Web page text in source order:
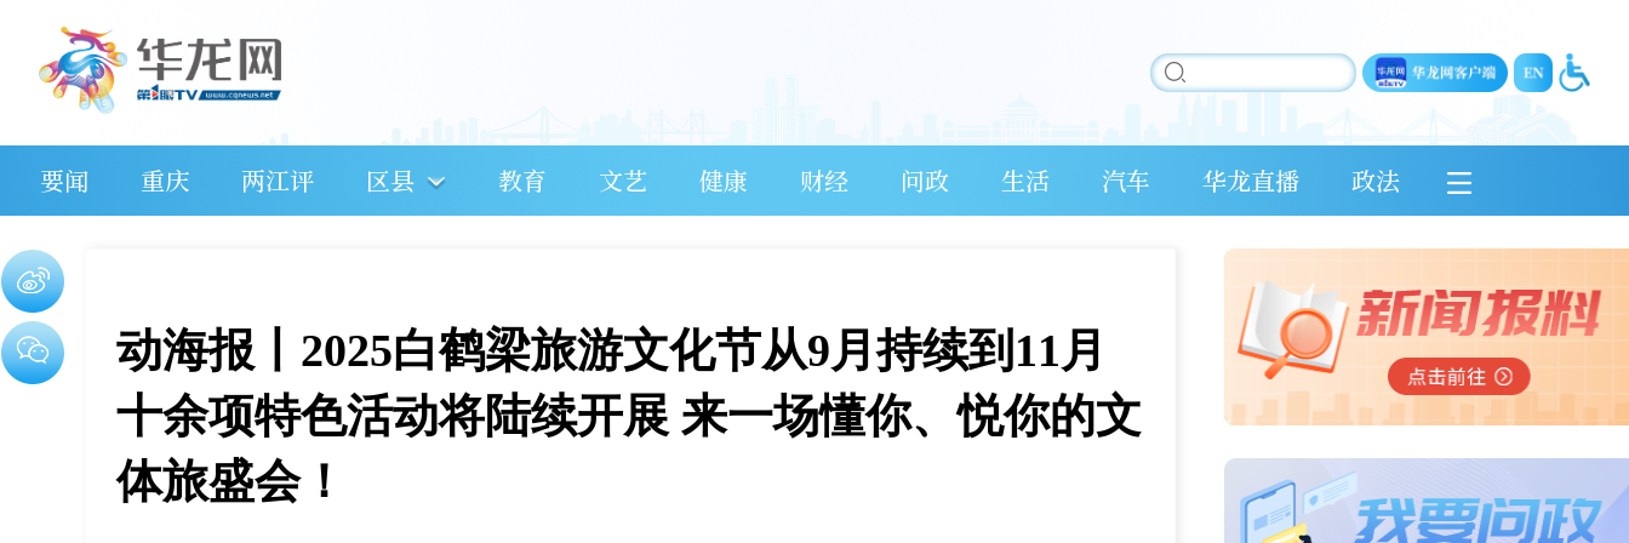
要闻 重庆 两江评 区县 教育 文艺 健康 财经 问政 生活 汽车 华龙直播 政法
动海报丨2025白鹤梁旅游文化节从9月持续到11月
十余项特色活动将陆续开展 来一场懂你、悦你的文
体旅盛会！